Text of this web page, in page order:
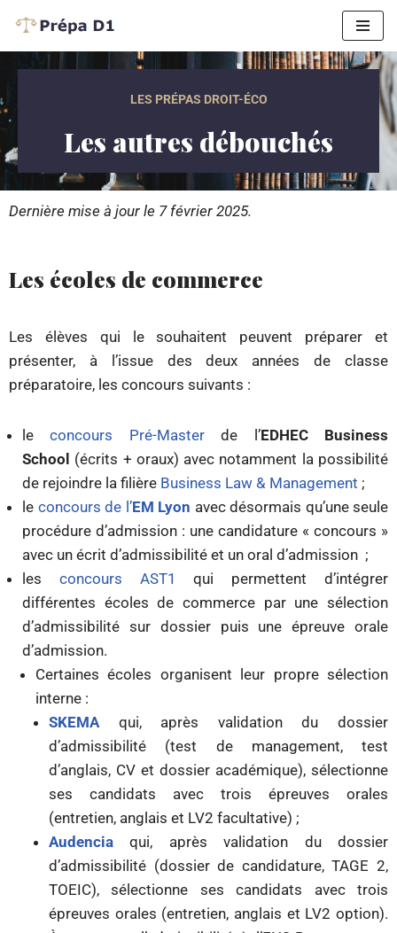
Aller
au
LES PRÉPAS DROIT-ÉCO
Les autres débouchés
Dernière mise à jour le 7 février 2025.
Les écoles de commerce
Les élèves qui le souhaitent peuvent préparer et
présenter, à l’issue des deux années de classe
préparatoire, les concours suivants :
leconcours Pré-Masterde l’EDHEC Business
School (écrits + oraux) avec notamment la possibilité
de rejoindre la filière Business Law & Management ;
le concours de l’EM Lyon avec désormais qu’une seule
procédure d’admission : une candidature « concours »
avec un écrit d’admissibilité et un oral d’admission ;
les concours AST1
qui permettent d’intégrer
différentes écoles de commerce par une sélection
d’admissibilité sur dossier puis une épreuve orale
d’admission.
Certaines écoles organisent leur propre sélection
interne :
SKEMAqui, après validation du dossier
d’admissibilité (test de management, test
d’anglais, CV et dossier académique), sélectionne
ses candidats avec trois épreuves orales
(entretien, anglais et LV2 facultative) ;
Audencia
qui, après validation du dossier
d’admissibilité (dossier de candidature, TAGE 2,
TOEIC), sélectionne ses candidats avec trois
épreuves orales (entretien, anglais et LV2 option).